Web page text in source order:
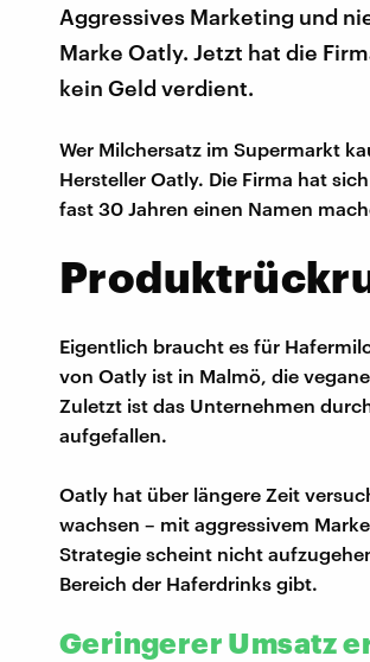
Aggressives Marketing und
Marke Oatly. Jetzt hat die
kein Geld verdient.
Wer Milchersatz im Supermarkt
Hersteller Oatly. Die Firma hat
fast 30 Jahren einen Namen
Eigentlich braucht es für
von Oatly ist in Malmö, die
Zuletzt ist das Unternehmen
aufgefallen.
Oatly hat über längere Zeit
wachsen – mit aggressivem
Strategie scheint nicht
Bereich der Haferdrinks gibt.
Geringerer Umsatz